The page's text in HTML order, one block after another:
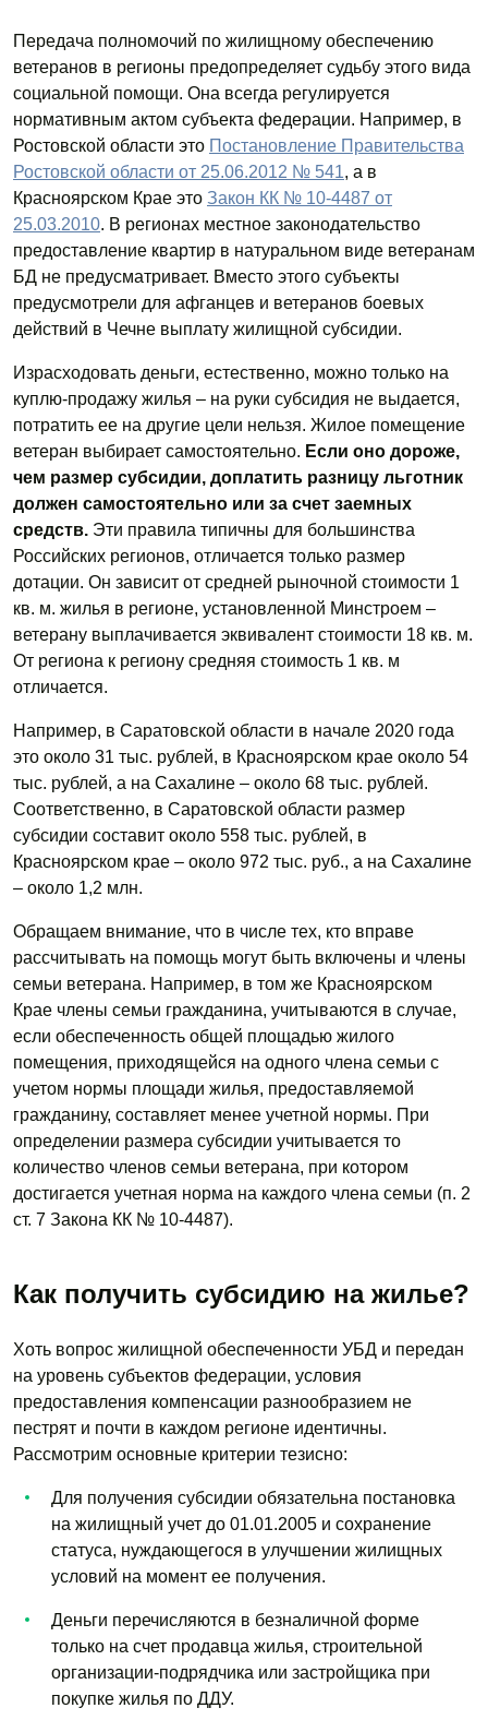
Передача полномочий по жилищному обеспечению
ветеранов в регионы предопределяет судьбу этого вида
социальной помощи. Она всегда регулируется
нормативным актом субъекта федерации. Например, в
Ростовской области это Постановление Правительства
Ростовской области от 25.06.2012 № 541, а в
Красноярском Крае это Закон КК № 10-4487 от
25.03.2010. В регионах местное законодательство
предоставление квартир в натуральном виде ветеранам
БД не предусматривает. Вместо этого субъекты
предусмотрели для афганцев и ветеранов боевых
действий в Чечне выплату жилищной субсидии.
Израсходовать деньги, естественно, можно только на
куплю-продажу жилья – на руки субсидия не выдается,
потратить ее на другие цели нельзя. Жилое помещение
ветеран выбирает самостоятельно. Если оно дороже,
чем размер субсидии, доплатить разницу льготник
должен самостоятельно или за счет заемных
средств. Эти правила типичны для большинства
Российских регионов, отличается только размер
дотации. Он зависит от средней рыночной стоимости 1
кв. м. жилья в регионе, установленной Минстроем –
ветерану выплачивается эквивалент стоимости 18 кв. м.
От региона к региону средняя стоимость 1 кв. м
отличается.
Например, в Саратовской области в начале 2020 года
это около 31 тыс. рублей, в Красноярском крае около 54
тыс. рублей, а на Сахалине – около 68 тыс. рублей.
Соответственно, в Саратовской области размер
субсидии составит около 558 тыс. рублей, в
Красноярском крае – около 972 тыс. руб., а на Сахалине
– около 1,2 млн.
Обращаем внимание, что в числе тех, кто вправе
рассчитывать на помощь могут быть включены и члены
семьи ветерана. Например, в том же Красноярском
Крае члены семьи гражданина, учитываются в случае,
если обеспеченность общей площадью жилого
помещения, приходящейся на одного члена семьи с
учетом нормы площади жилья, предоставляемой
гражданину, составляет менее учетной нормы. При
определении размера субсидии учитывается то
количество членов семьи ветерана, при котором
достигается учетная норма на каждого члена семьи (п. 2
ст. 7 Закона КК № 10-4487).
Как получить субсидию на жилье?
Хоть вопрос жилищной обеспеченности УБД и передан
на уровень субъектов федерации, условия
предоставления компенсации разнообразием не
пестрят и почти в каждом регионе идентичны.
Рассмотрим основные критерии тезисно:
Для получения субсидии обязательна постановка
на жилищный учет до 01.01.2005 и сохранение
статуса, нуждающегося в улучшении жилищных
условий на момент ее получения.
Деньги перечисляются в безналичной форме
только на счет продавца жилья, строительной
организации-подрядчика или застройщика при
покупке жилья по ДДУ.